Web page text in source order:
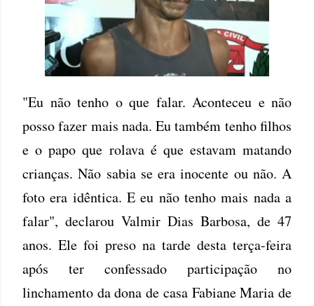
"Eu não tenho o que falar. Aconteceu e não
posso fazer mais nada. Eu também tenho filhos
e o papo que rolava é que estavam matando
crianças. Não sabia se era inocente ou não. A
foto era idêntica. E eu não tenho mais nada a
falar", declarou Valmir Dias Barbosa, de 47
anos. Ele foi preso na tarde desta terça-feira
após ter confessado participação no
linchamento da dona de casa Fabiane Maria de